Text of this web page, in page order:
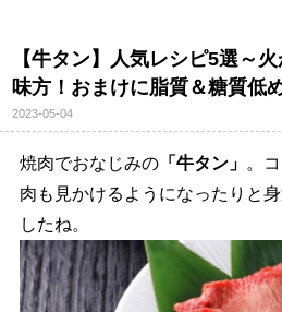
【牛タン】人気レシピ5選～
味方！おまけに脂質＆糖質低
2023-05-04
焼肉でおなじみの「牛タン」 。
肉も見かけるようになったりと
したね。